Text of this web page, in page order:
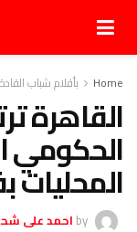
Home بأقلام شباب القادة
القاهرة
الحكومي
المحليات
by احمد على